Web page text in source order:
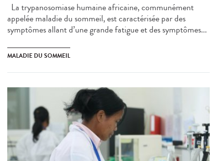
La trypanosomiase humaine africaine, communément
appelée maladie du sommeil, est caractérisée par des
symptômes allant d’une grande fatigue et des symptômes...
MALADIE DU SOMMEIL